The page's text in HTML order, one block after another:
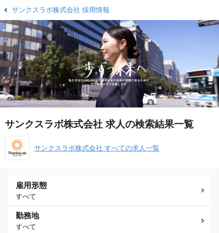
サンクスラボ株式会社 採用情報
サンクスラボ株式会社 求人の検索結果一覧
サンクスラボ株式会社 すべての求人一覧
雇用形態
すべて
勤務地
すべて